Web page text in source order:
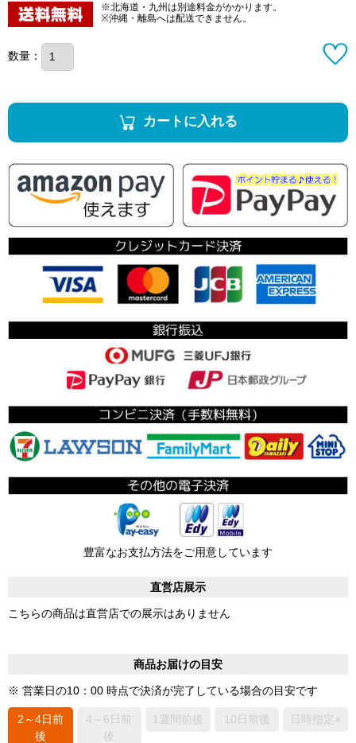
※北海道・九州は別途料金がかかります。
※沖縄・離島へは配送できません。
数量：
カートに入れる
豊富なお支払方法をご用意しています
直営店展示
こちらの商品は直営店での展示はありません
商品お届けの目安
※ 営業日の10：00 時点で決済が完了している場合の目安です
2～4日前
後
4～6日前
後
1週間前後 10日前後 日時指定×